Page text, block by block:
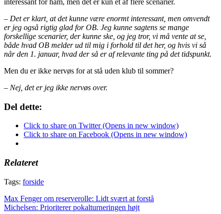
– Det er klart, at det kunne være enormt interessant, men omvendt
er jeg også rigtig glad for OB. Jeg kunne sagtens se mange
forskellige scenarier, der kunne ske, og jeg tror, vi må vente at se,
både hvad OB melder ud til mig i forhold til det her, og hvis vi så
når den 1. januar, hvad der så er af relevante ting på det tidspunkt.
Men du er ikke nervøs for at stå uden klub til sommer?
– Nej, det er jeg ikke nervøs over.
Del dette:
Click to share on Twitter (Opens in new window)
Click to share on Facebook (Opens in new window)
Relateret
Tags: forside
Indlægsnavigation
Max Fenger om reserverolle: Lidt svært at forstå
Michelsen: Prioriterer pokalturneringen højt